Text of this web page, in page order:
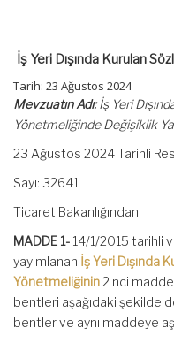
İş Yeri Dışında Kurulan
Tarih: 23 Ağustos 2024
Mevzuatın Adı:İş Yeri
Yönetmeliğinde Değişiklik
23 Ağustos 2024 Tarihli
Sayı: 32641
Ticaret Bakanlığından:
MADDE 1- 14/1/2015 tarihli
yayımlanan İş Yeri Dışında
Yönetmeliğinin2 nci
bentleri aşağıdaki şekilde
bentler ve aynı maddeye